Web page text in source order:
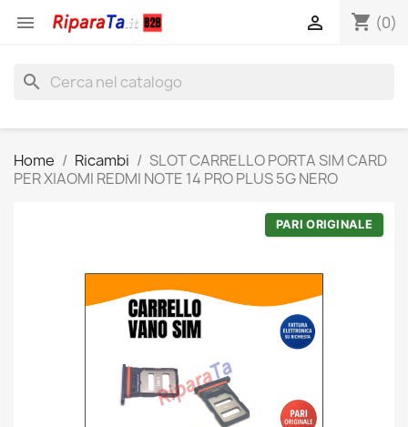
 shopping_cart (0)

search
Home Ricambi
SLOT CARRELLO PORTA SIM CARD
PER XIAOMI REDMI NOTE 14 PRO PLUS 5G NERO
PARI ORIGINALE